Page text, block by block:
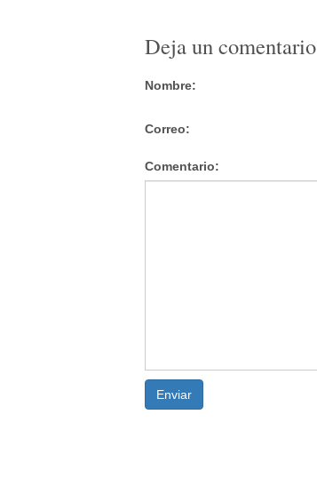
Deja un comentario
Nombre:
Correo:
Comentario:
Enviar